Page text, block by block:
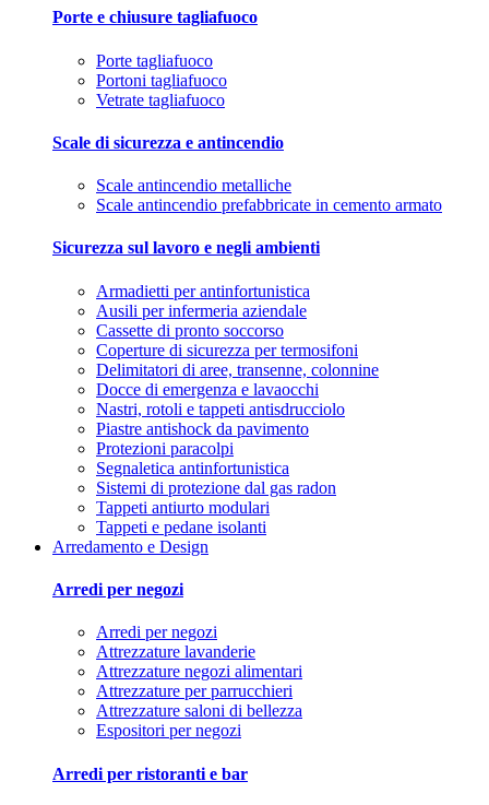
Porte e chiusure tagliafuoco
Porte tagliafuoco
Portoni tagliafuoco
Vetrate tagliafuoco
Scale di sicurezza e antincendio
Scale antincendio metalliche
Scale antincendio prefabbricate in cemento armato
Sicurezza sul lavoro e negli ambienti
Armadietti per antinfortunistica
Ausili per infermeria aziendale
Cassette di pronto soccorso
Coperture di sicurezza per termosifoni
Delimitatori di aree, transenne, colonnine
Docce di emergenza e lavaocchi
Nastri, rotoli e tappeti antisdrucciolo
Piastre antishock da pavimento
Protezioni paracolpi
Segnaletica antinfortunistica
Sistemi di protezione dal gas radon
Tappeti antiurto modulari
Tappeti e pedane isolanti
Arredamento e Design
Arredi per negozi
Arredi per negozi
Attrezzature lavanderie
Attrezzature negozi alimentari
Attrezzature per parrucchieri
Attrezzature saloni di bellezza
Espositori per negozi
Arredi per ristoranti e bar